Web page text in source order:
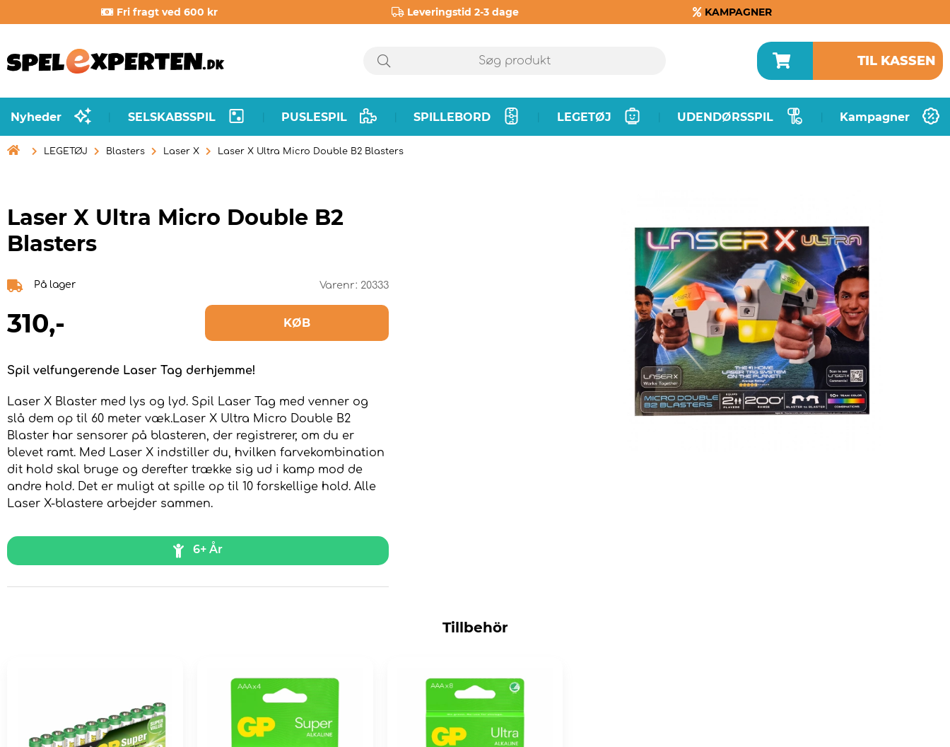
Fri fragt ved 600 kr Leveringstid 2-3 dage KAMPAGNER
TIL KASSEN
Nyheder SELSKABSSPIL PUSLESPIL SPILLEBORD LEGETØJ UDENDØRSSPIL Kampagner
 LEGETØJ Blasters Laser X Laser X Ultra Micro Double B2 Blasters
Laser X Ultra Micro Double B2
Blasters
På lager Varenr: 20333
310,- KØB
Spil velfungerende Laser Tag derhjemme!
Laser X Blaster med lys og lyd. Spil Laser Tag med venner og
slå dem op til 60 meter væk.Laser X Ultra Micro Double B2
Blaster har sensorer på blasteren, der registrerer, om du er
blevet ramt. Med Laser X indstiller du, hvilken farvekombination
dit hold skal bruge og derefter trække sig ud i kamp mod de
andre hold. Det er muligt at spille op til 10 forskellige hold. Alle
Laser X-blastere arbejder sammen.
6+ År
Tillbehör